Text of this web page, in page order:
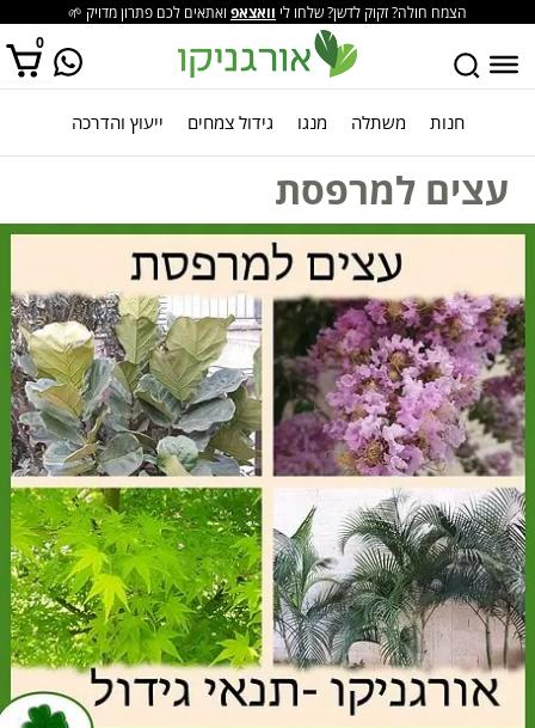
הצמח חולה? זקוק לדשן? שלחו לי וואצאפ ואתאים לכם פתרון מדויק 🌱
0
אין מוצרים בסל הקניות. חנות משתלה מנגו גידול צמחים ייעוץ והדרכה
עצים למרפסת